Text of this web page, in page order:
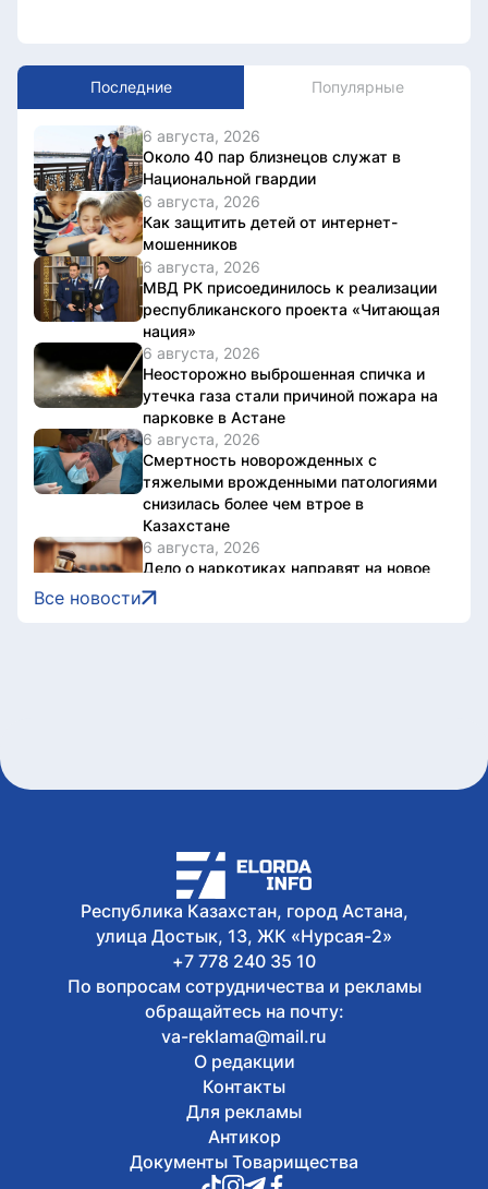
Последние Популярные
6 августа, 2026
Около 40 пар близнецов служат в
Национальной гвардии
6 августа, 2026
Как защитить детей от интернет-
мошенников
6 августа, 2026
МВД РК присоединилось к реализации
республиканского проекта «Читающая
нация»
6 августа, 2026
Неосторожно выброшенная спичка и
утечка газа стали причиной пожара на
парковке в Астане
6 августа, 2026
Смертность новорожденных с
тяжелыми врожденными патологиями
снизилась более чем втрое в
Казахстане
6 августа, 2026
Дело о наркотиках направят на новое
рассмотрение: подсудимому не дали
последнее слово
В Астане 9 августа перекроют ряд
дорог из-за фестиваля Jüregımnıñ
Jenımpazy
6 августа, 2026
В Казахстане издали книгу с
избранными высказываниями Касым-
Все новости
Республика Казахстан, город Астана,
улица Достык, 13, ЖК «Нурсая-2»
+7 778 240 35 10
По вопросам сотрудничества и рекламы
обращайтесь на почту:
va-reklama@mail.ru
О редакции
Контакты
Для рекламы
Антикор
Документы Товарищества